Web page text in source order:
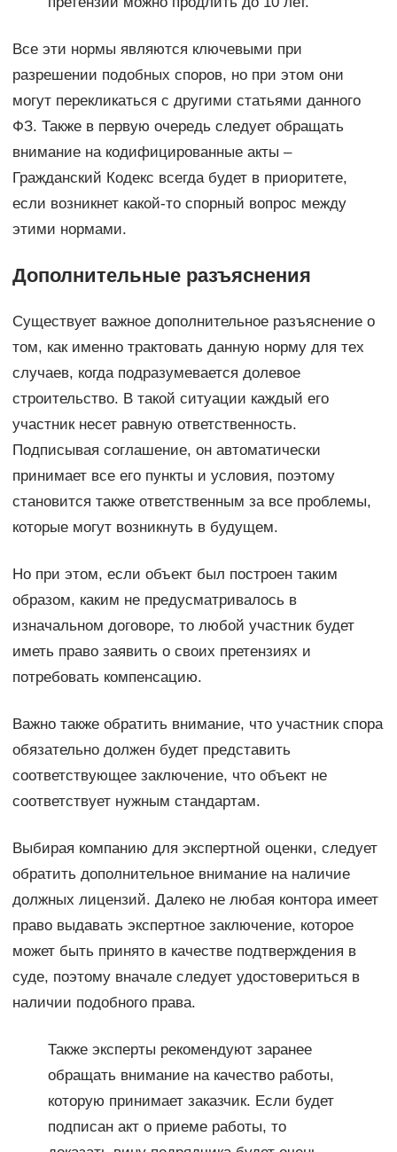
Все эти нормы являются ключевыми при
разрешении подобных споров, но при этом они
могут перекликаться с другими статьями данного
ФЗ. Также в первую очередь следует обращать
внимание на кодифицированные акты –
Гражданский Кодекс всегда будет в приоритете,
если возникнет какой-то спорный вопрос между
этими нормами.
Дополнительные разъяснения
Существует важное дополнительное разъяснение о
том, как именно трактовать данную норму для тех
случаев, когда подразумевается долевое
строительство. В такой ситуации каждый его
участник несет равную ответственность.
Подписывая соглашение, он автоматически
принимает все его пункты и условия, поэтому
становится также ответственным за все проблемы,
которые могут возникнуть в будущем.
Но при этом, если объект был построен таким
образом, каким не предусматривалось в
изначальном договоре, то любой участник будет
иметь право заявить о своих претензиях и
потребовать компенсацию.
Важно также обратить внимание, что участник спора
обязательно должен будет представить
соответствующее заключение, что объект не
соответствует нужным стандартам.
Выбирая компанию для экспертной оценки, следует
обратить дополнительное внимание на наличие
должных лицензий. Далеко не любая контора имеет
право выдавать экспертное заключение, которое
может быть принято в качестве подтверждения в
суде, поэтому вначале следует удостовериться в
наличии подобного права.
Также эксперты рекомендуют заранее
обращать внимание на качество работы,
которую принимает заказчик. Если будет
подписан акт о приеме работы, то